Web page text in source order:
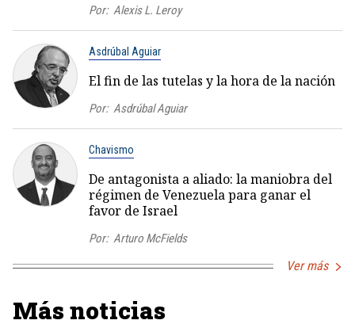
Por: Alexis L. Leroy
Asdrúbal Aguiar
El fin de las tutelas y la hora de la nación
Por: Asdrúbal Aguiar
Chavismo
De antagonista a aliado: la maniobra del
régimen de Venezuela para ganar el
favor de Israel
Por: Arturo McFields
Ver más
Más noticias